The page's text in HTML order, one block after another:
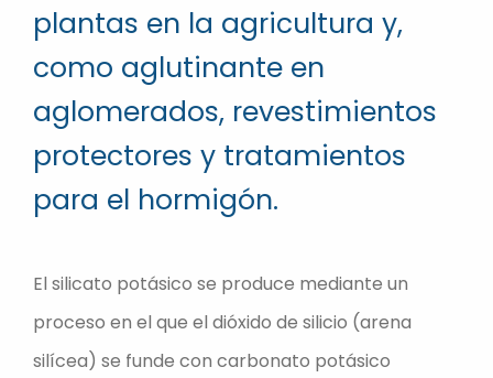
plantas en la agricultura y,
como aglutinante en
aglomerados, revestimientos
protectores y tratamientos
para el hormigón.
El silicato potásico se produce mediante un
proceso en el que el dióxido de silicio (arena
silícea) se funde con carbonato potásico